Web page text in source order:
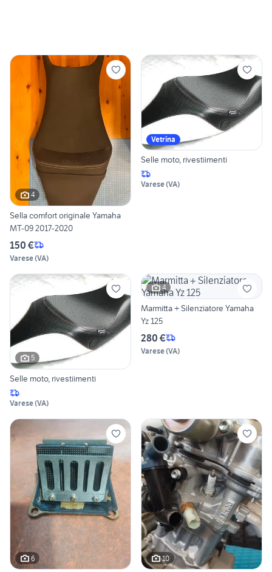
4
Sella comfort originale Yamaha
MT-09 2017-2020
150 €
Varese(VA)
Vetrina
Selle moto, rivestiimenti
Varese(VA)
5
Selle moto, rivestiimenti
Varese(VA)
4
Marmitta + Silenziatore Yamaha
Yz 125
280 €
Varese(VA)
6 10